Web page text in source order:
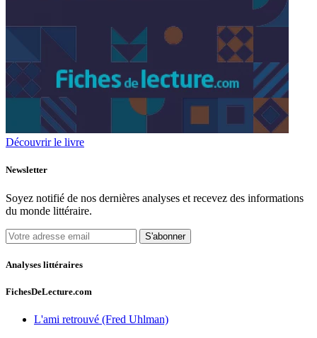
Découvrir le livre
Newsletter
Soyez notifié de nos dernières analyses et recevez des informations
du monde littéraire.
S'abonner
Analyses littéraires
FichesDeLecture.com
L'ami retrouvé (Fred Uhlman)